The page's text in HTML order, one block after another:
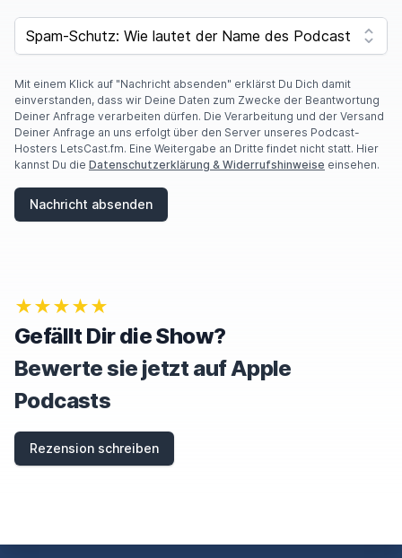
SPAM CAPTCHA
Mit einem Klick auf "Nachricht absenden" erklärst Du Dich damit
einverstanden, dass wir Deine Daten zum Zwecke der Beantwortung
Deiner Anfrage verarbeiten dürfen. Die Verarbeitung und der Versand
Deiner Anfrage an uns erfolgt über den Server unseres Podcast-
Hosters LetsCast.fm. Eine Weitergabe an Dritte findet nicht statt. Hier
kannst Du die Datenschutzerklärung & Widerrufshinweise einsehen.
Nachricht absenden
★★★★★
Gefällt Dir die Show?
Bewerte sie jetzt auf Apple
Podcasts
Rezension schreiben